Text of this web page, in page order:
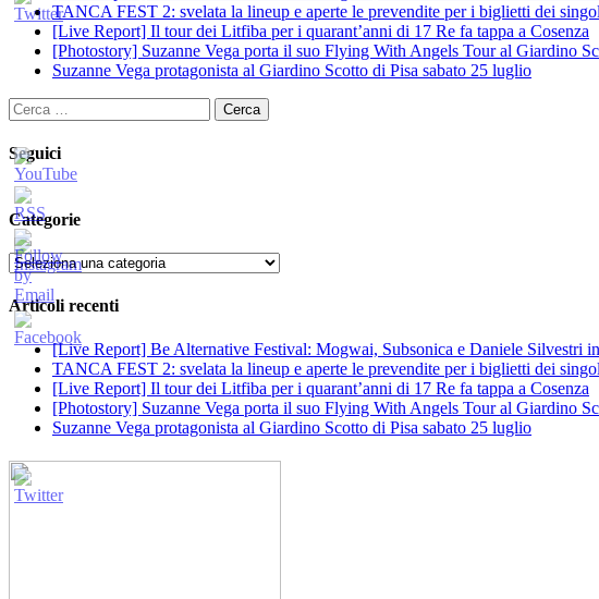
TANCA FEST 2: svelata la lineup e aperte le prevendite per i biglietti dei
[Live Report] Il tour dei Litfiba per i quarant’anni di 17 Re fa tappa a Cosenza
[Photostory] Suzanne Vega porta il suo Flying With Angels Tour al Giardino
Suzanne Vega protagonista al Giardino Scotto di Pisa sabato 25 luglio
Ricerca
per:
Seguici
Categorie
Categorie
Articoli recenti
[Live Report] Be Alternative Festival: Mogwai, Subsonica e Daniele Silvestri
TANCA FEST 2: svelata la lineup e aperte le prevendite per i biglietti dei
[Live Report] Il tour dei Litfiba per i quarant’anni di 17 Re fa tappa a Cosenza
[Photostory] Suzanne Vega porta il suo Flying With Angels Tour al Giardino
Suzanne Vega protagonista al Giardino Scotto di Pisa sabato 25 luglio